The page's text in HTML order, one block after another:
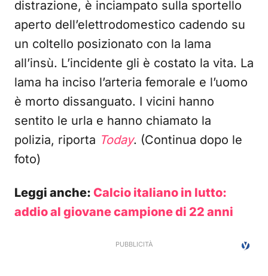
distrazione, è inciampato sulla sportello
aperto dell’elettrodomestico cadendo su
un coltello posizionato con la lama
all’insù. L’incidente gli è costato la vita. La
lama ha inciso l’arteria femorale e l’uomo
è morto dissanguato. I vicini hanno
sentito le urla e hanno chiamato la
polizia, riporta Today. (Continua dopo le
foto)
Leggi anche: Calcio italiano in lutto:
addio al giovane campione di 22 anni